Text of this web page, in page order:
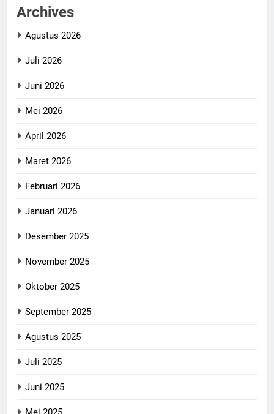
Archives
Agustus 2026
Juli 2026
Juni 2026
Mei 2026
April 2026
Maret 2026
Februari 2026
Januari 2026
Desember 2025
November 2025
Oktober 2025
September 2025
Agustus 2025
Juli 2025
Juni 2025